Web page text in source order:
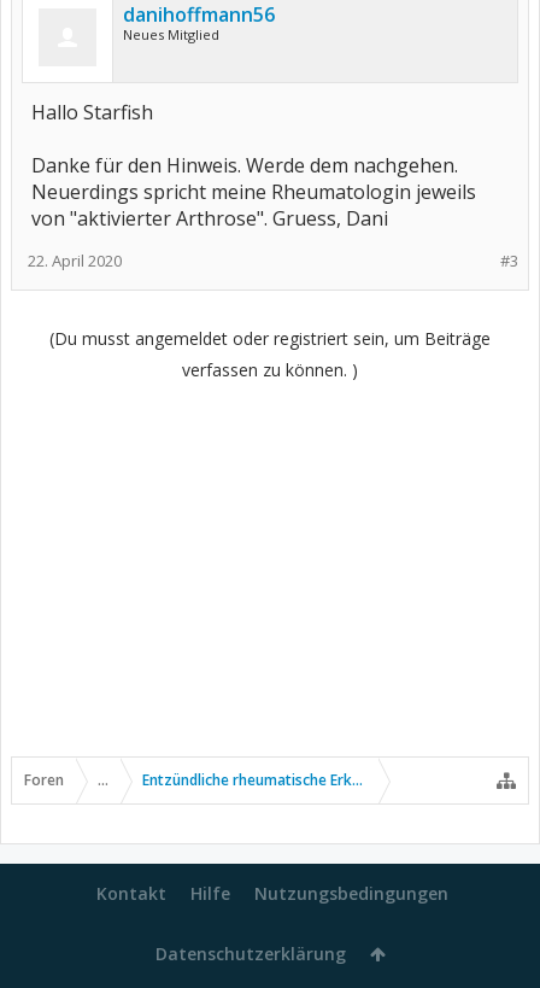
danihoffmann56
Neues Mitglied
Hallo Starfish
Danke für den Hinweis. Werde dem nachgehen.
Neuerdings spricht meine Rheumatologin jeweils
von "aktivierter Arthrose". Gruess, Dani
#3
22. April 2020
(Du musst angemeldet oder registriert sein, um Beiträge
verfassen zu können. )
Foren ... Entzündliche rheumatische Erkrankungen
Kontakt Hilfe Nutzungsbedingungen
Datenschutzerklärung